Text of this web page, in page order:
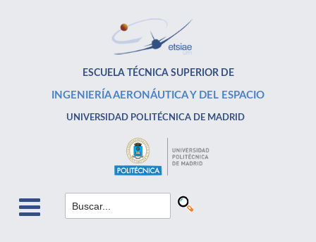
ESCUELA TÉCNICA SUPERIOR DE
INGENIERÍA AERONÁUTICA Y DEL ESPACIO
UNIVERSIDAD POLITÉCNICA DE MADRID